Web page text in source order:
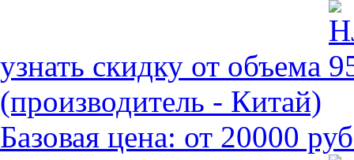
узнать скидку от объема
(производитель - Китай)
Базовая цена: от 20000